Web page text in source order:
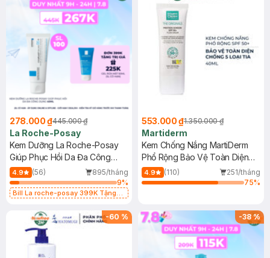
278.000 ₫445.000 ₫
La Roche-Posay
Kem Dưỡng La Roche-Posay
Giúp Phục Hồi Da Đa Công
Dụng 40ml
4.9 (56)
895/tháng
9%
Bill La roche-posay 399K Tặng
(SL có hạn)
553.000 ₫1.350.000 ₫
Martiderm
Kem Chống Nắng MartiDerm
Phổ Rộng Bảo Vệ Toàn Diện
40ml
4.9 (110)
251/tháng
75%
-60 % -38%